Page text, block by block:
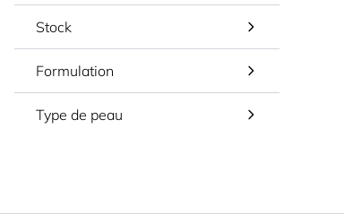
Stock
Formulation
Type de peau